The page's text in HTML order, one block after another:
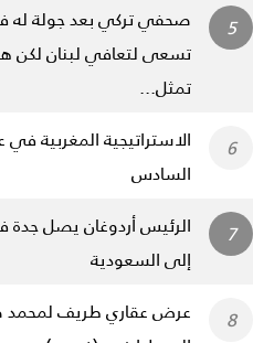
صحفي تركي بعد جولة له
تسعى لتعافي لبنان لكن
تمثل...
الاستراتيجية المغربية
السادس
الرئيس أردوغان يصل جدة
إلى السعودية
عرض عقاري طريف لمحمد